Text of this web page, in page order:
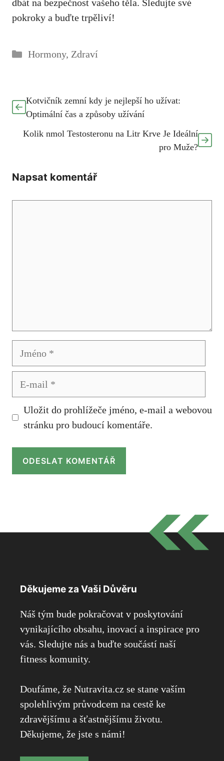
dbát na‌ bezpečnost ‍vašeho těla. Sledujte své
pokroky a⁤ buďte trpěliví!
Rubriky
Hormony, Zdraví
Kotvičník zemní kdy je nejlepší ho užívat:
Optimální čas a způsoby užívání
Kolik nmol Testosteronu na Litr Krve Je Ideální
pro Muže?
Napsat komentář
Jméno
Uložit do prohlížeče jméno, e-mail a webovou
stránku pro budoucí komentáře.
Děkujeme za Vaši Důvěru
Náš tým bude pokračovat v poskytování
vynikajícího obsahu, inovací a inspirace pro
vás. Sledujte nás a buďte součástí naší
fitness komunity.
Doufáme, že Nutravita.cz se stane vaším
spolehlivým průvodcem na cestě ke
zdravějšímu a šťastnějšímu životu.
Děkujeme, že jste s námi!